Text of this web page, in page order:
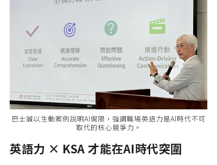
巴士誠以生動案例說明AI侷限，強調職場英語力是AI時代不可
取代的核心競爭力。
英語力 × KSA 才能在AI時代突圍